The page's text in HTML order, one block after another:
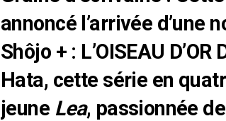
annoncé l’arrivée d’une
Shôjo + : L’OISEAU
Hata, cette série en
jeune Lea, passionnée